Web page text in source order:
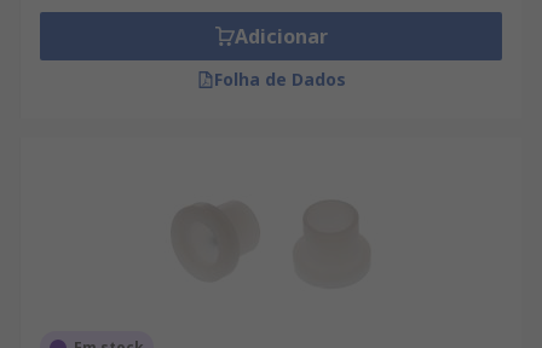
Adicionar
Folha de Dados